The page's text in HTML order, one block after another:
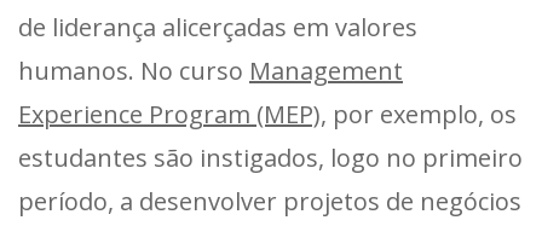
de liderança alicerçadas em valores
humanos. No curso Management
Experience Program (MEP), por exemplo, os
estudantes são instigados, logo no primeiro
período, a desenvolver projetos de negócios